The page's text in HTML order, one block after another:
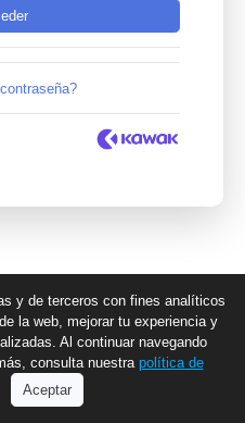
y de terceros con fines analíticos
la web, mejorar tu experiencia y
Al continuar navegando
consulta nuestra política de
Aceptar